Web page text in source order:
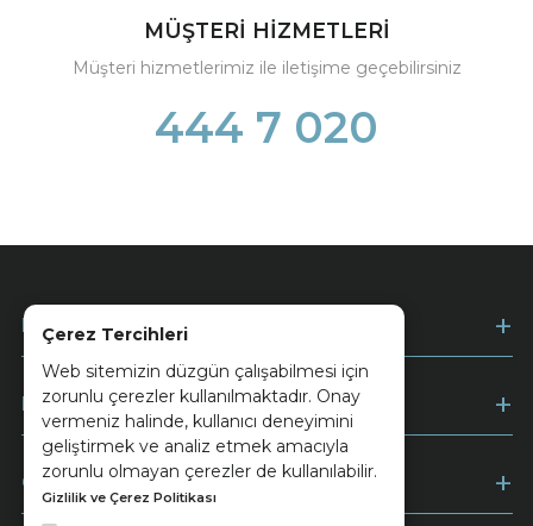
Çerez Tercihleri
Web sitemizin düzgün çalışabilmesi için
zorunlu çerezler kullanılmaktadır. Onay
vermeniz halinde, kullanıcı deneyimini
geliştirmek ve analiz etmek amacıyla
zorunlu olmayan çerezler de kullanılabilir.
Gizlilik ve Çerez Politikası
MÜŞTERİ HİZMETLERİ
Müşteri hizmetlerimiz ile iletişime geçebilirsiniz
444 7 020
Kurumsal
Müşteri Hizmetleri
Ödeme